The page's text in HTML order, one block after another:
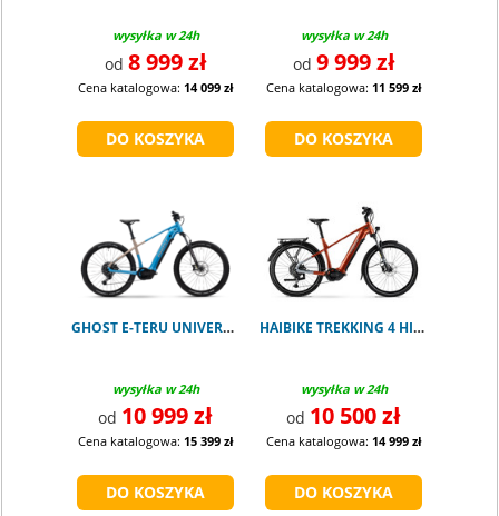
wysyłka w 24h
od 8 999 zł
Cena katalogowa: 14 099 zł
wysyłka w 24h
od 9 999 zł
Cena katalogowa: 11 599 zł
GHOST E-TERU UNIVERSAL atlantic blue
wysyłka w 24h
od 10 999 zł
Cena katalogowa: 15 399 zł
HAIBIKE TREKKING 4 HIGH ORANGE
wysyłka w 24h
od 10 500 zł
Cena katalogowa: 14 999 zł